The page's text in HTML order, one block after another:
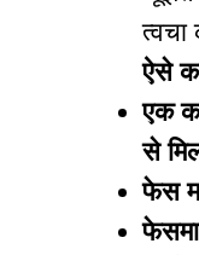
ऐसे
एक
से
फेस